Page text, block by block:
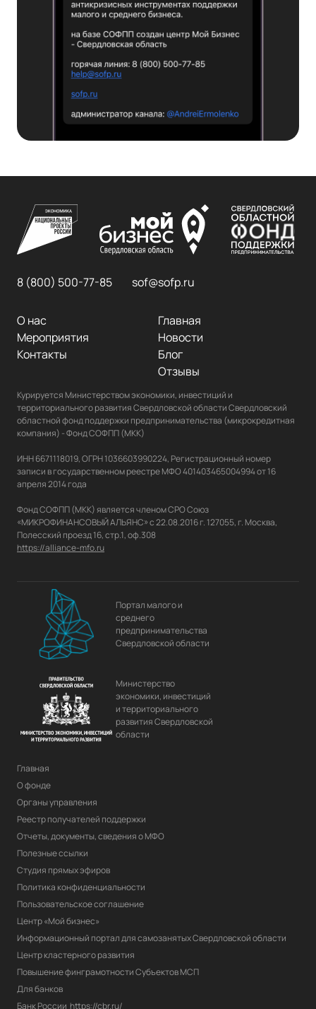
8 (800) 500-77-85 sof@sofp.ru
Главная
О нас
Новости
Мероприятия
Блог
Контакты
Отзывы
Курируется Министерством экономики, инвестиций и
территориального развития Свердловской области Свердловский
областной фонд поддержки предпринимательства (микрокредитная
компания) - Фонд СОФПП (МКК)
ИНН 6671118019, ОГРН 1036603990224, Регистрационный номер
записи в государственном реестре МФО 401403465004994 от 16
апреля 2014 года
Фонд СОФПП (МКК) является членом СРО Союз
«МИКРОФИНАНСОВЫЙ АЛЬЯНС» с 22.08.2016 г. 127055, г. Москва,
https://alliance-mfo.ru
Портал малого и
среднего
предпринимательства
Свердловской области
Министерство
экономики, инвестиций
и территориального
развития Свердловской
области
Главная
О фонде
Органы управления
Реестр получателей поддержки
Отчеты, документы, сведения о МФО
Полезные ссылки
Студия прямых эфиров
Политика конфиденциальности
Пользовательское соглашение
Центр «Мой бизнес»
Информационный портал для самозанятых Свердловской области
Центр кластерного развития
Повышение финграмотности Субъектов МСП
Для банков
Банк России https://cbr.ru/